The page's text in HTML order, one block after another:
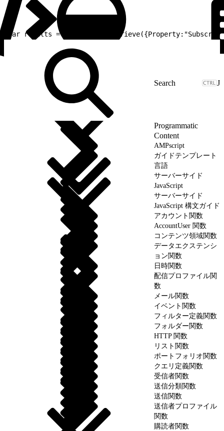
var results =
J
Programmatic
Content
AMPscript
ガイドテンプレート
言語
サーバーサイド
JavaScript
サーバーサイド
JavaScript 構文ガイド
アカウント関数
AccountUser 関数
コンテンツ領域関数
データエクステンシ
ョン関数
日時関数
配信プロファイル関
数
メール関数
イベント関数
フィルター定義関数
フォルダー関数
HTTP 関数
リスト関数
ポートフォリオ関数
クエリ定義関数
受信者関数
送信分類関数
送信関数
送信者プロファイル
関数
購読者関数